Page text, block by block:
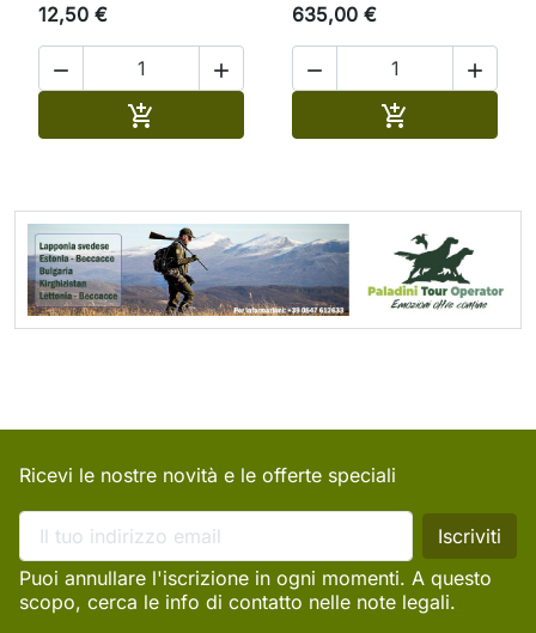
12,50 €
 

635,00 €
 

Ricevi le nostre novità e le offerte speciali
Puoi annullare l'iscrizione in ogni momenti. A questo
scopo, cerca le info di contatto nelle note legali.